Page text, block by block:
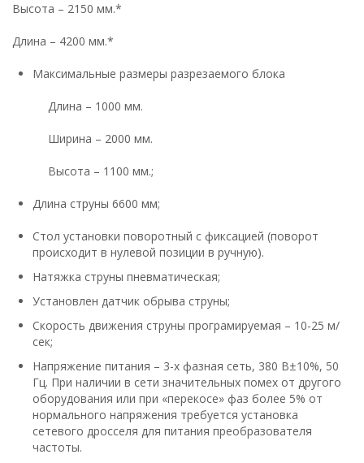
Высота – 2150 мм.*
Длина – 4200 мм.*
Максимальные размеры разрезаемого блока
Длина – 1000 мм.
Ширина – 2000 мм.
Высота – 1100 мм.;
Длина струны 6600 мм;
Стол установки поворотный с фиксацией (поворот
происходит в нулевой позиции в ручную).
Натяжка струны пневматическая;
Установлен датчик обрыва струны;
Скорость движения струны програмируемая – 10-25 м/
сек;
Напряжение питания – 3-х фазная сеть, 380 В±10%, 50
Гц. При наличии в сети значительных помех от другого
оборудования или при «перекосе» фаз более 5% от
нормального напряжения требуется установка
сетевого дросселя для питания преобразователя
частоты.